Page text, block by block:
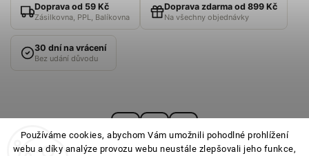
Používáme cookies, abychom Vám umožnili pohodlné prohlížení
webu a díky analýze provozu webu neustále zlepšovali jeho funkce,
Doprava od 59 Kč
Zásilkovna, PPL, Balíkovna
Doprava zdarma od 899 Kč
Na všechny objednávky
30 dní na vrácení
Bez udání důvodu